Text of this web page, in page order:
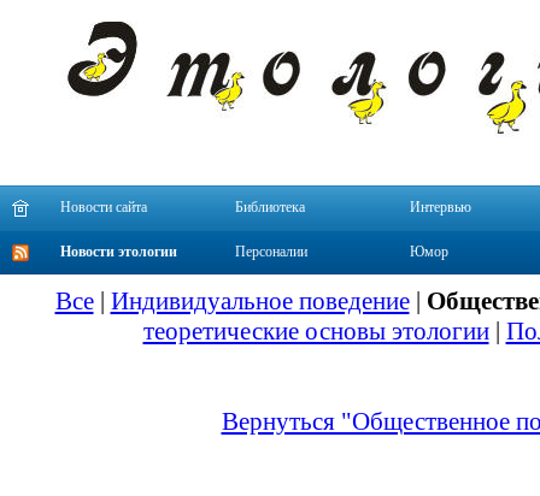
Новости сайта Библиотека Интервью
Новости этологии Персоналии Юмор
Все| Индивидуальное поведение|
теоретические основы этологии|
Вернуться "Общественное